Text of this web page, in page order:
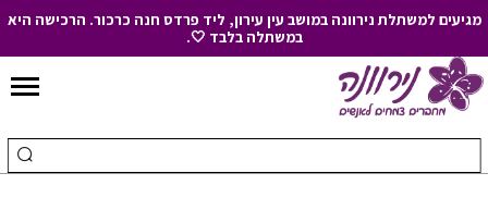
to
מגיעים למשתלת נירוונה במושב עין עירון, ליד פרדס חנה כרכור. הרכישה היא
במשתלה בלבד 🤍.